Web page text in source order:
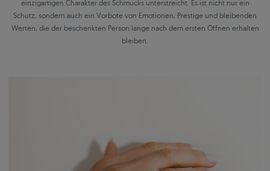
einzigartigen Charakter des Schmucks unterstreicht. Es ist nicht nur ein
Schutz, sondern auch ein Vorbote von Emotionen, Prestige und bleibenden
Werten, die der beschenkten Person lange nach dem ersten Öffnen erhalten
bleiben.